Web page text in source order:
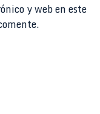
y web en este